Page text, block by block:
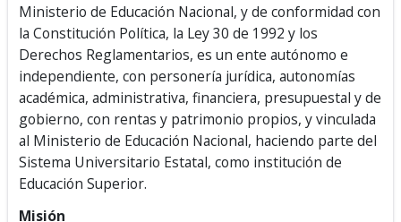
Ministerio de Educación Nacional, y de conformidad con
la Constitución Política, la Ley 30 de 1992 y los
Derechos Reglamentarios, es un ente autónomo e
independiente, con personería jurídica, autonomías
académica, administrativa, financiera, presupuestal y de
gobierno, con rentas y patrimonio propios, y vinculada
al Ministerio de Educación Nacional, haciendo parte del
Sistema Universitario Estatal, como institución de
Educación Superior.
Misión